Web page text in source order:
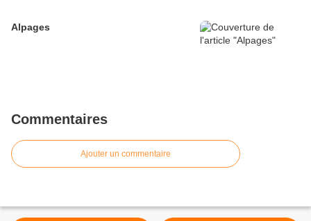
Alpages
Commentaires
Ajouter un commentaire